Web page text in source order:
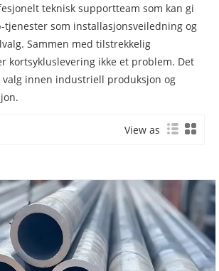
teknisk supportteam som kan gi
tjenester som installasjonsveiledning og
Sammen med tilstrekkelig
kortsykluslevering ikke et problem. Det
innen industriell produksjon og
View as